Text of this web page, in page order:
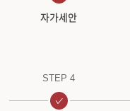
자가세안
STEP 4